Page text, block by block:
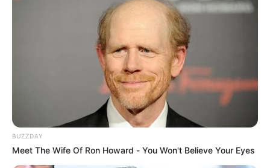
hasta una andanada de críticas de sus detractores. Entre
los respaldos, varios famosos se pronunciaron y le
brindaron su apoyo y respaldo a la modelo.
Entre los famosos que le dieron un espaldarazo a
Azcárate estuvo Alejandro Riaño, quien se dedica a
hacer mordaces pronunciamientos sobre la corrupción
Juanpis González’.
BUZZDAY
Meet The Wife Of Ron Howard - You Won't Believe Your Eyes